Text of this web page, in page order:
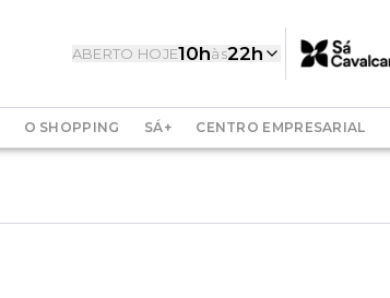
ABERTO HOJE10hàs22h
O SHOPPING SÁ+ CENTRO EMPRESARIAL